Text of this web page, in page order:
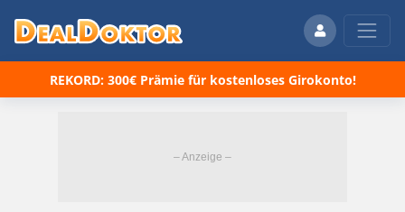
REKORD: 300€ Prämie für kostenloses Girokonto!